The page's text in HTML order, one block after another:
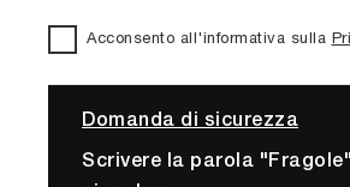
Acconsento all'informativa sulla
Domanda di sicurezza
Scrivere la parola